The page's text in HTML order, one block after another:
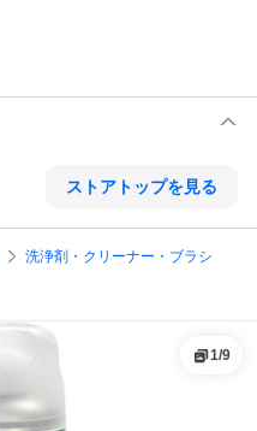
ストアトップを見る
洗浄剤・クリーナー・ブラシ
1/9